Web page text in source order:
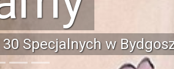
poziom nauczania
i rodzinnej